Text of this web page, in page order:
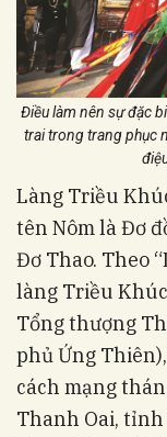
Điều làm nên sự đặc
trai trong trang phục
Làng Triều
tên Nôm là Đơ
Đơ Thao. Theo
làng Triều
Tổng thượng
phủ Ứng
cách mạng
Thanh Oai,